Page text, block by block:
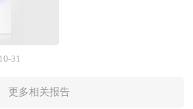
析了国内外建材行业的发展现
发展挑战、行业的发展建议、
业的投资分析和趋势预测等
参考建议和具体解决办法。报
测中心、中国行业研究网、全
刊杂志的基础信息以及专业研
的大量资料。对我国内墙涂料
分析，是企业进行市场研究工
参考资料，同时也可作为金融
合材料行业研究的内容和方法
证，对研究过程中所获取的先
全面系统的整理和分析，通过
提出论点、分析论据，进行论
31
更多相关报告